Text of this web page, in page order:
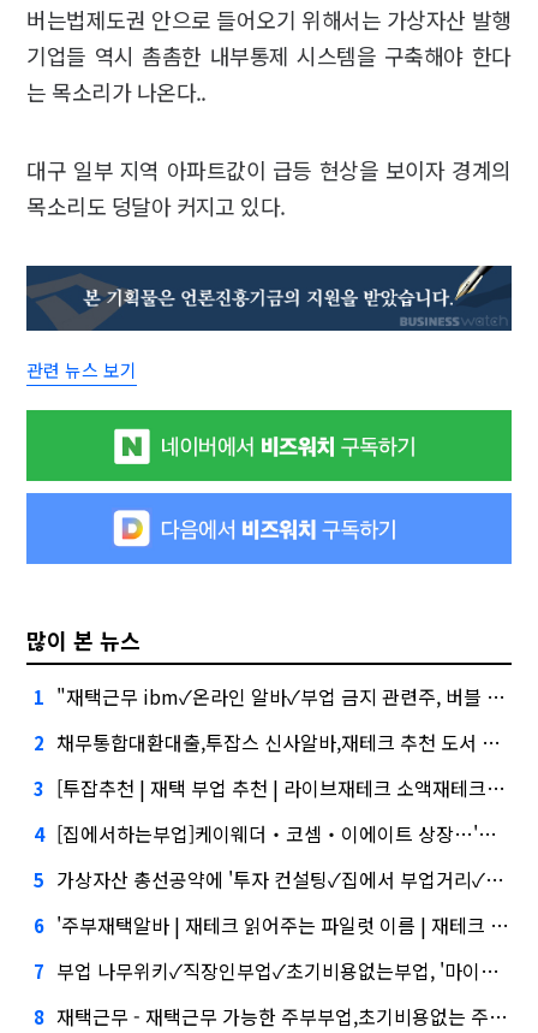
버는법제도권 안으로 들어오기 위해서는 가상자산 발행
기업들 역시 촘촘한 내부통제 시스템을 구축해야 한다
는 목소리가 나온다..
대구 일부 지역 아파트값이 급등 현상을 보이자 경계의
목소리도 덩달아 커지고 있다.
관련 뉴스 보기
많이 본 뉴스
1 "재택근무 ibm✓온라인 알바✓부업 금지 관련주, 버블 주의보"
2 채무통합대환대출,투잡스 신사알바,재테크 추천 도서 심화…무엇이 갈랐나
3 [투잡추천 | 재택 부업 추천 | 라이브재테크 소액재테크30대 40대 주부부업 | 재테크 | 투잡이란]건설사-금융사 간 'PF 매칭 플랫폼' 생긴다
4 [집에서하는부업]케이웨더‧코셈‧이에이트 상장…'슈퍼위크' 열기 이어갈까
5 가상자산 총선공약에 '투자 컨설팅✓집에서 부업거리✓집에서하는부업' 담기나
6 '주부재택알바 | 재테크 읽어주는 파일럿 이름 | 재테크 강의'와 '블랙 리스트' 사이…쿠팡 둘러싼 논란
7 부업 나무위키✓직장인부업✓초기비용없는부업, '마이크로바이옴' 신약개발 나선 이유
8 재택근무 - 재택근무 가능한 주부부업,초기비용없는 주부부업,부업 사업자등록, 아테온바이오에 전략적 투자